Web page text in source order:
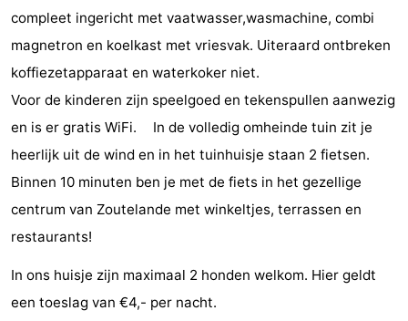
Zwembaden
-
Fietsen
-
Wandelen
-
Paardrijden
-
Golfbanen
-
Delta-
en
paravliegen
Eten
en
drinken
Evenementen
Ringrijden
compleet ingericht met vaatwasser,wasmachine, combi
magnetron en koelkast met vriesvak. Uiteraard ontbreken
koffiezetapparaat en waterkoker niet.
Voor de kinderen zijn speelgoed en tekenspullen aanwezig
en is er gratis WiFi. In de volledig omheinde tuin zit je
heerlijk uit de wind en in het tuinhuisje staan 2 fietsen.
Binnen 10 minuten ben je met de fiets in het gezellige
centrum van Zoutelande met winkeltjes, terrassen en
restaurants!
In ons huisje zijn maximaal 2 honden welkom. Hier geldt
een toeslag van €4,- per nacht.